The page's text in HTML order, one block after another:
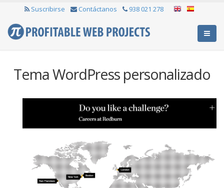
Suscribirse Contáctanos 938 021 278
Tema WordPress personalizado